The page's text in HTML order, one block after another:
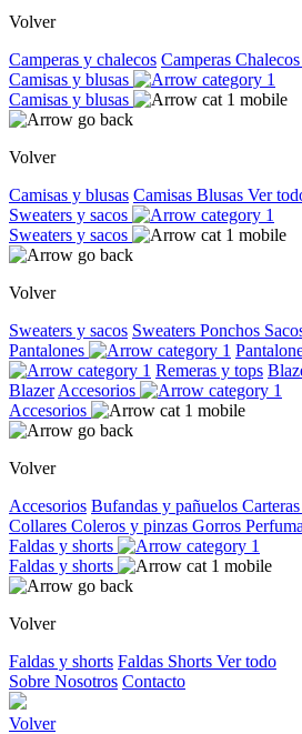
Volver
Camperas y chalecos Camperas Chalecos
Camisas y blusas
Camisas y blusas
Volver
Camisas y blusas Camisas Blusas Ver
Sweaters y sacos
Sweaters y sacos
Volver
Sweaters y sacos Sweaters Ponchos
Pantalones
Remeras y tops
Blazer Accesorios
Accesorios
Volver
Accesorios Bufandas y pañuelos
Collares Coleros y pinzas Gorros
Faldas y shorts
Faldas y shorts
Volver
Faldas y shorts Faldas Shorts Ver todo
Sobre Nosotros Contacto
Volver